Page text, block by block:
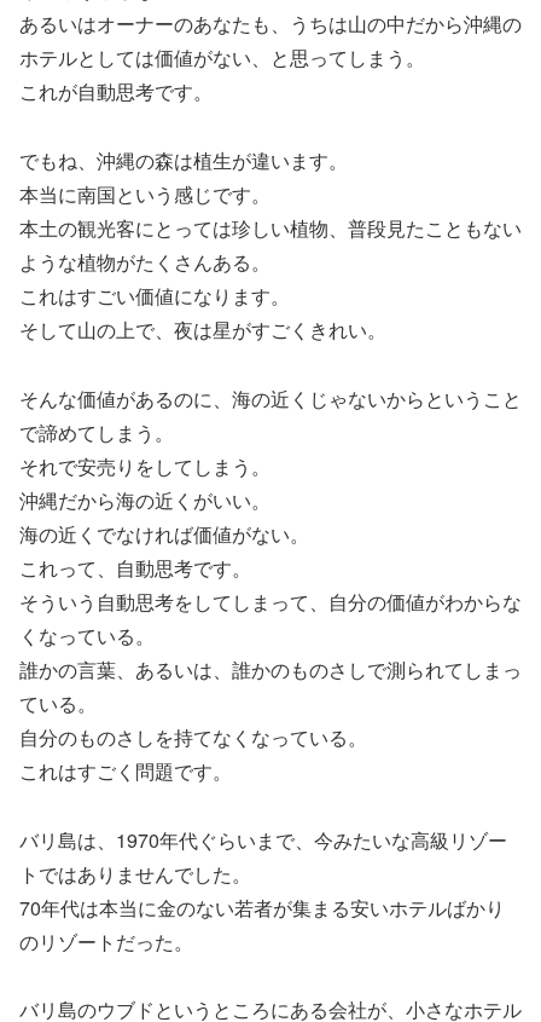
あるいはオーナーのあなたも、うちは山の中だから沖縄の
ホテルとしては価値がない、と思ってしまう。
これが自動思考です。
でもね、沖縄の森は植生が違います。
本当に南国という感じです。
本土の観光客にとっては珍しい植物、普段見たこともない
ような植物がたくさんある。
これはすごい価値になります。
そして山の上で、夜は星がすごくきれい。
そんな価値があるのに、海の近くじゃないからということ
で諦めてしまう。
それで安売りをしてしまう。
沖縄だから海の近くがいい。
海の近くでなければ価値がない。
これって、自動思考です。
そういう自動思考をしてしまって、自分の価値がわからな
くなっている。
誰かの言葉、あるいは、誰かのものさしで測られてしまっ
ている。
自分のものさしを持てなくなっている。
これはすごく問題です。
バリ島は、1970年代ぐらいまで、今みたいな高級リゾー
トではありませんでした。
70年代は本当に金のない若者が集まる安いホテルばかり
のリゾートだった。
バリ島のウブドというところにある会社が、小さなホテル